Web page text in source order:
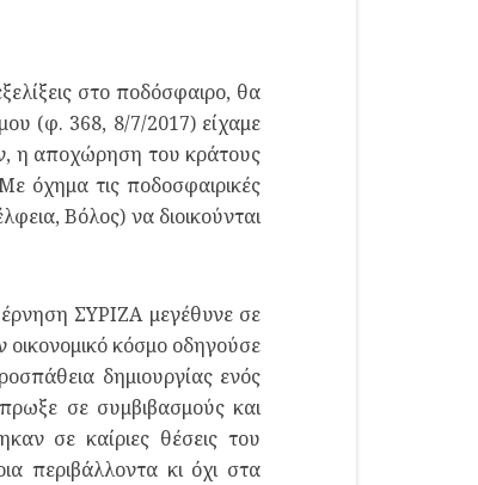
στο ποδόσφαιρο, θα
(φ. 368, 8/7/2017) είχαμε
η αποχώρηση του κράτους
όχημα τις ποδοσφαιρικές
Βόλος) να διοικούνται
ΣΥΡΙΖΑ μεγέθυνε σε
κόσμο οδηγούσε
δημιουργίας ενός
σε συμβιβασμούς και
σε καίριες θέσεις του
περιβάλλοντα κι όχι στα